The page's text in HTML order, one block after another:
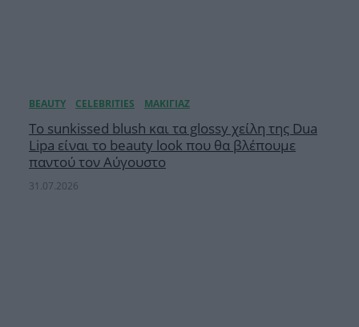
Το sunkissed blush και τα glossy χείλη της Dua
Lipa είναι το beauty look που θα βλέπουμε
παντού τον Αύγουστο
31.07.2026